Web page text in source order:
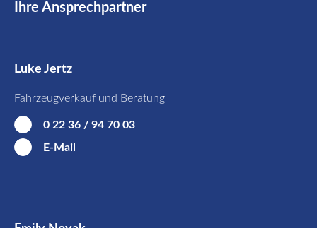
Ihre Ansprechpartner
Luke Jertz
Fahrzeugverkauf und Beratung
0 22 36 / 94 70 03
E-Mail